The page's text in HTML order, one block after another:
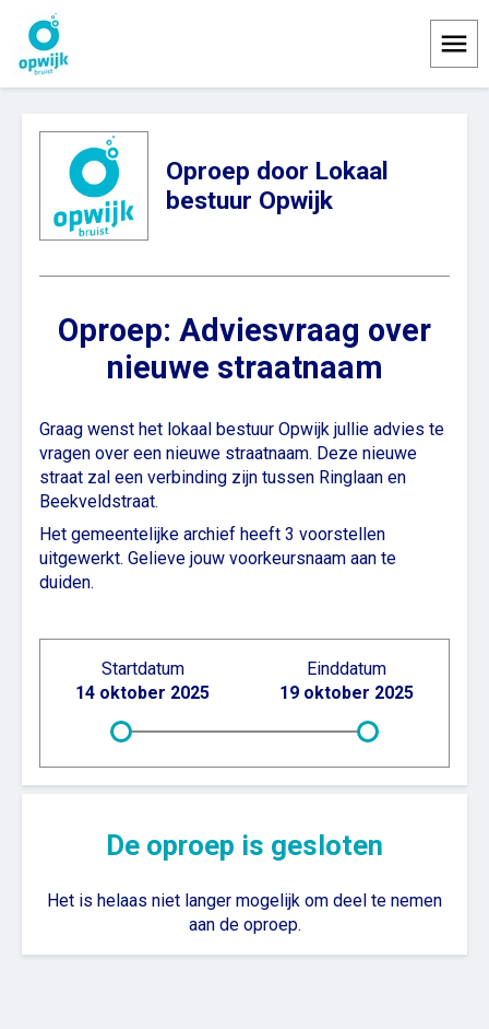
Oproep door Lokaal
bestuur Opwijk
Oproep: Adviesvraag over
nieuwe straatnaam
Graag wenst het lokaal bestuur Opwijk jullie advies te
vragen over een nieuwe straatnaam. Deze nieuwe
straat zal een verbinding zijn tussen Ringlaan en
Beekveldstraat.
Het gemeentelijke archief heeft 3 voorstellen
uitgewerkt. Gelieve jouw voorkeursnaam aan te
duiden.
Startdatum
14 oktober 2025
Einddatum
19 oktober 2025
De oproep is gesloten
Het is helaas niet langer mogelijk om deel te nemen
aan de oproep.